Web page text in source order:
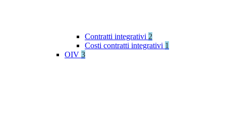
Contratti integrativi 2
Costi contratti integrativi 1
OIV 3